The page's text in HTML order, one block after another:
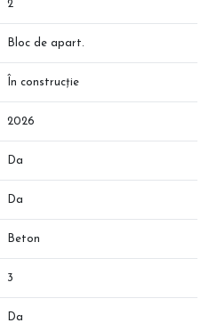
Suprafața exactă va rezulta
cu reprezentantul direct al
2
Bloc de apart.
În construcție
2026
Da
Da
Beton
3
Da